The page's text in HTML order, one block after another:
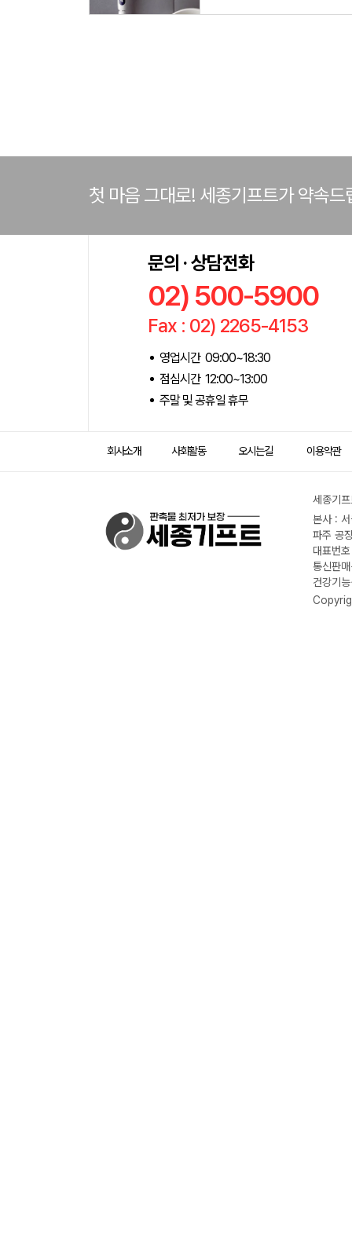
첫 마음 그대로! 세종기프트가 약속드
문의 · 상담전화
02) 500-5900
Fax : 02) 2265-4153
영업시간 09:00~18:30
점심시간 12:00~13:00
주말 및 공휴일 휴무
회사소개 사회활동 오시는길 이용약관
세종기
본사 :
파주 공
대표번
통신판
건강기